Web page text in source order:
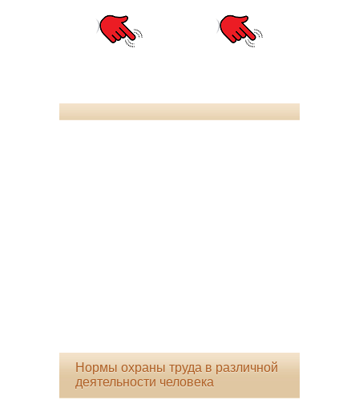
Нормы охраны труда в различной
деятельности человека